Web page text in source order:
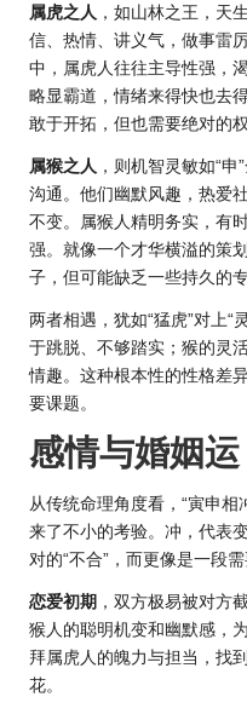
属虎之人 ，如山林之王，天
信、热情、讲义气，做事雷
中，属虎人往往主导性强，
略显霸道，情绪来得快也去
敢于开拓，但也需要绝对的
属猴之人 ，则机智灵敏如“
沟通。他们幽默风趣，热爱
不变。属猴人精明务实，有
强。就像一个才华横溢的策
子，但可能缺乏一些持久的
两者相遇，犹如“猛虎”对上“
于跳脱、不够踏实；猴的灵
情趣。这种根本性的性格差
要课题。
感情与婚姻运
从传统命理角度看，“寅申
来了不小的考验。冲，代表
对的“不合”，而更像是一段
恋爱初期 ，双方极易被对方
猴人的聪明机变和幽默感，
拜属虎人的魄力与担当，找
花。